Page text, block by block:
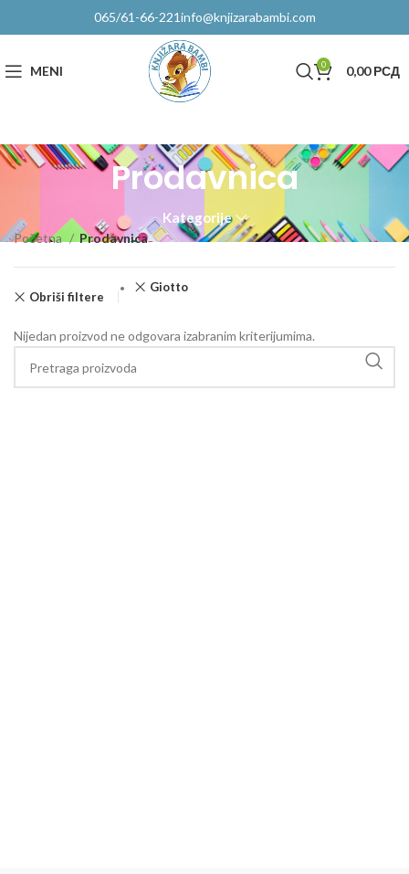
065/61-66-221info@knjizarabambi.com
MENI 0 0,00РСД
Prodavnica
Kategorije
Početna Prodavnica
Obriši filtere
Giotto
Nijedan proizvod ne odgovara izabranim kriterijumima.